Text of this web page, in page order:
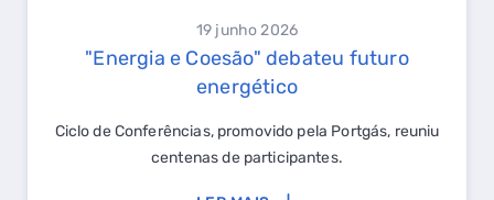
19 junho 2026
"Energia e Coesão" debateu futuro
energético
Ciclo de Conferências, promovido pela Portgás, reuniu
centenas de participantes.